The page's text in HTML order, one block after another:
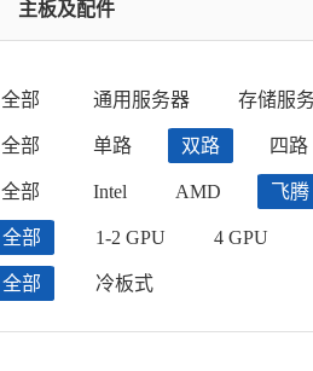
主板及配件
全部 通用服务器 存储服
全部 单路 双路 四路
全部 Intel AMD 飞腾
全部 1-2 GPU 4 GPU
全部 冷板式